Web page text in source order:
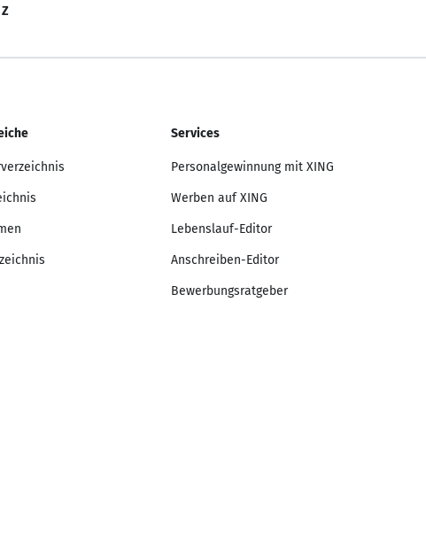
Z
Services
Personalgewinnung mit XING
Werben auf XING
Lebenslauf-Editor
Anschreiben-Editor
Bewerbungsratgeber